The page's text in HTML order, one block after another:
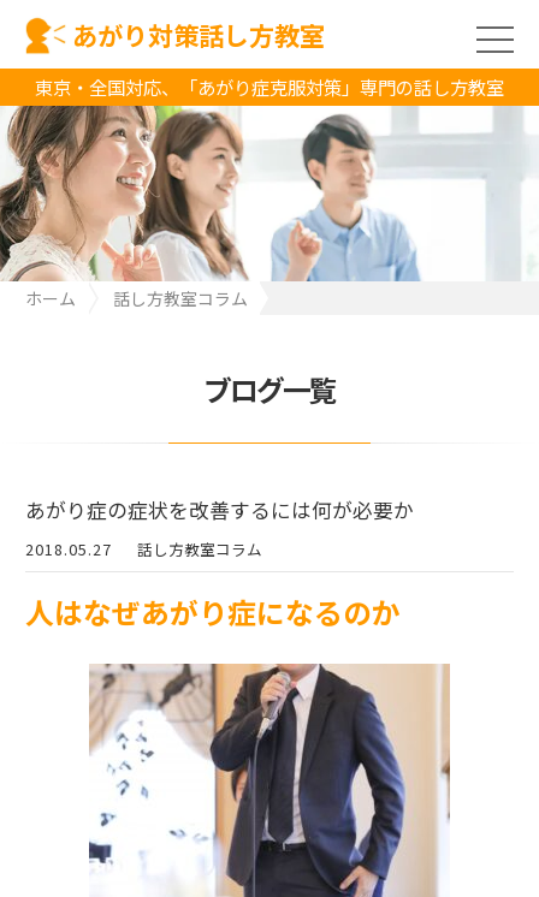
東京・全国対応、「あがり症克服対策」専門の話し方教室
あがり対策話し方教室
ホーム
話し方教室コラム
ブログ一覧
あがり症の症状を改善するには何が必要か
2018.05.27 話し方教室コラム
人はなぜあがり症になるのか